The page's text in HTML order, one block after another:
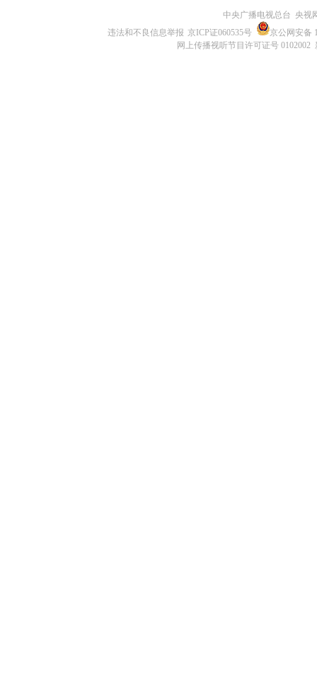
中央广播电视总台 央视
违法和不良信息举报 京ICP证060535号
京公网安备
网上传播视听节目许可证号 0102002